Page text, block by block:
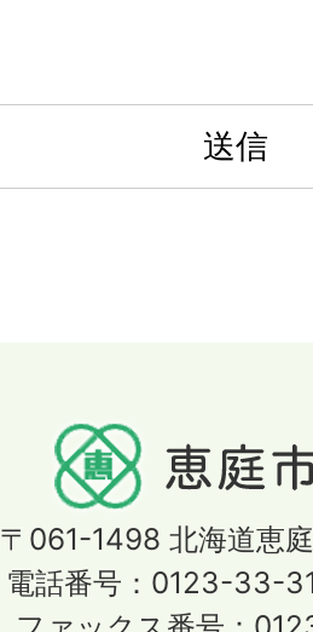
〒061-1498 北海道恵
電話番号：0123-33-